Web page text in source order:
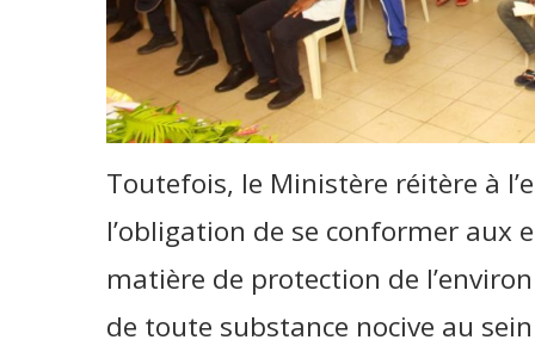
Toutefois, le Ministère réitère à
l’obligation de se conformer aux
matière de protection de
de toute substance nocive au